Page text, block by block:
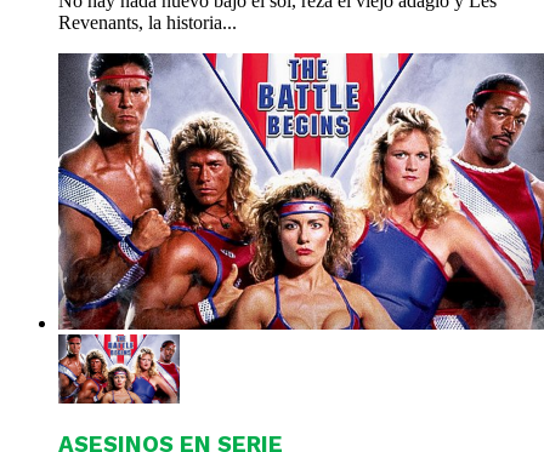
Revenants, la historia...
ASESINOS EN SERIE